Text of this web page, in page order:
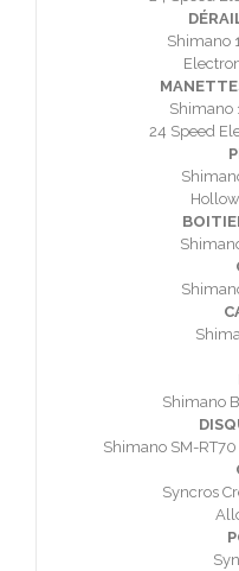
Shimano
Shimano
24 Speed
Shimano
Shimano SM-
Syncros